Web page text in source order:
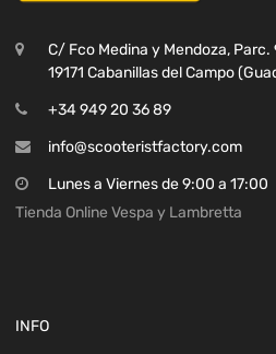
C/ Fco Medina y Mendoza, Parc.
19171 Cabanillas del Campo
+34 949 20 36 89
info@scooteristfactory.com
Lunes a Viernes de 9:00 a 17:00
Tienda Online Vespa y Lambretta
INFO